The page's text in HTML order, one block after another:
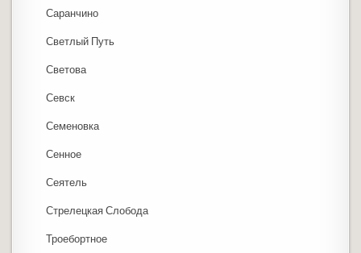
Саранчино
Светлый Путь
Светова
Севск
Семеновка
Сенное
Сеятель
Стрелецкая Слобода
Троебортное